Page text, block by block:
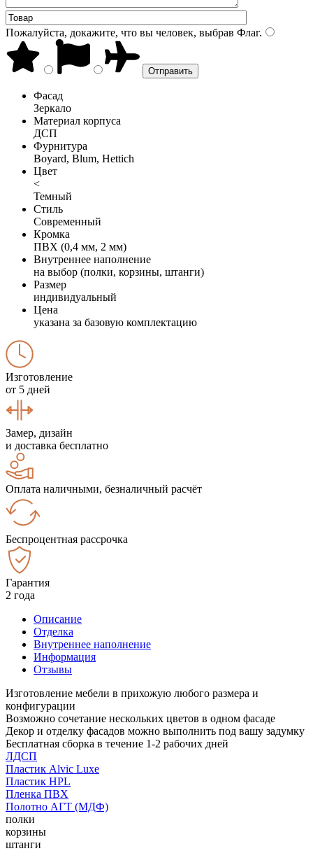
Пожалуйста, докажите, что вы человек, выбрав Флаг.
Фасад
Зеркало
Материал корпуса
ДСП
Фурнитура
Boyard, Blum, Hettich
Цвет
<
Темный
Стиль
Современный
Кромка
ПВХ (0,4 мм, 2 мм)
Внутреннее наполнение
на выбор (полки, корзины, штанги)
Размер
индивидуальный
Цена
указана за базовую комплектацию
Изготовление
от 5 дней
Замер, дизайн
и доставка бесплатно
Оплата наличными, безналичный расчёт
Беспроцентная рассрочка
Гарантия
2 года
Описание
Отделка
Внутреннее наполнение
Информация
Отзывы
Изготовление мебели в прихожую любого размера и
конфигурации
Возможно сочетание нескольких цветов в одном фасаде
Декор и отделку фасадов можно выполнить под вашу задумку
Бесплатная сборка в течение 1-2 рабочих дней
ЛДСП
Пластик Alvic Luxe
Пластик HPL
Пленка ПВХ
Полотно АГТ (МДФ)
полки
корзины
штанги